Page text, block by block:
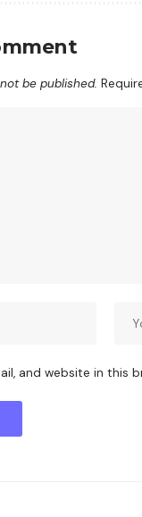
be published.
and website in this